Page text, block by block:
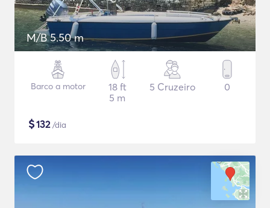
M/B 5.50 m
Barco a motor
18 ft
5 m
5 Cruzeiro 0
$132/dia